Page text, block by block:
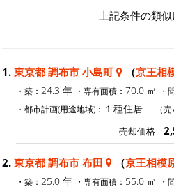
上記条件の類
1. 東京都 調布市 小島町 （京王相
・築： 24.3 年 ・専有面積： 70.0 ㎡ ・
・都市計画(用途地域)： １種住居 （
売却価格
2. 東京都 調布市 布田 （京王相模
・築： 25.0 年 ・専有面積： 55.0 ㎡ ・